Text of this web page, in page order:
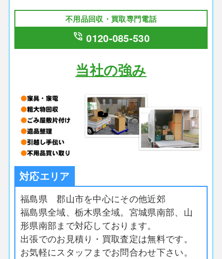
不用品回収・買取専門電話
phone_in_talk 0120-085-530
当社の強み
対応エリア
福島県 郡山市を中心にその他近郊
福島県全域、栃木県全域。宮城県南部、山
形県南部まで対応しております。
出張でのお見積り・買取査定は無料です。
お気軽にスタッフまでお問合わせ下さい。